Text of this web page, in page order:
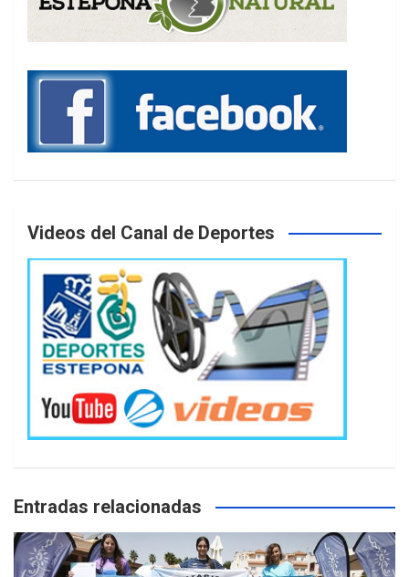
Videos del Canal de Deportes
Entradas relacionadas